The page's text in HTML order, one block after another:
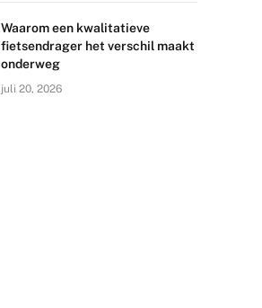
Waarom een kwalitatieve
fietsendrager het verschil maakt
onderweg
juli 20, 2026